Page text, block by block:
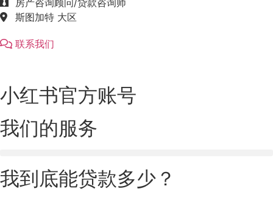
房产咨询顾问/贷款咨询师
斯图加特 大区
联系我们
小红书官方账号
我们的服务
我到底能贷款多少？